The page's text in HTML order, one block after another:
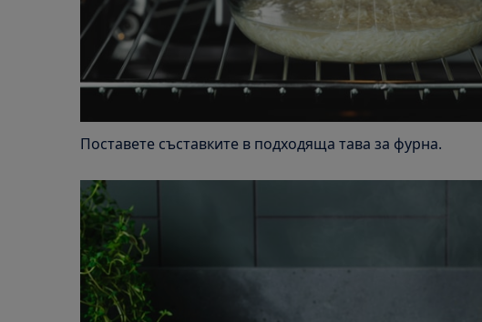
Поставете съставките в подходяща тава за фурна.